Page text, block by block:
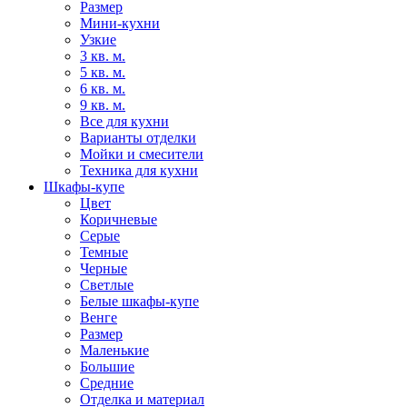
Размер
Мини-кухни
Узкие
3 кв. м.
5 кв. м.
6 кв. м.
9 кв. м.
Все для кухни
Варианты отделки
Мойки и смесители
Техника для кухни
Шкафы-купе
Цвет
Коричневые
Серые
Темные
Черные
Светлые
Белые шкафы-купе
Венге
Размер
Маленькие
Большие
Средние
Отделка и материал